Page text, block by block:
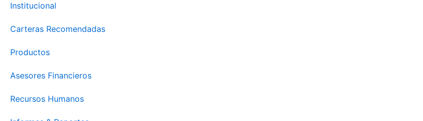
Institucional
Carteras Recomendadas
Productos
Asesores Financieros
Recursos Humanos